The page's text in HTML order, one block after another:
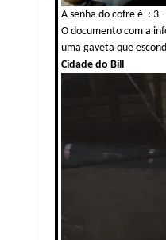
A senha do cofre é : 3
O documento com a
uma gaveta que
Cidade do Bill